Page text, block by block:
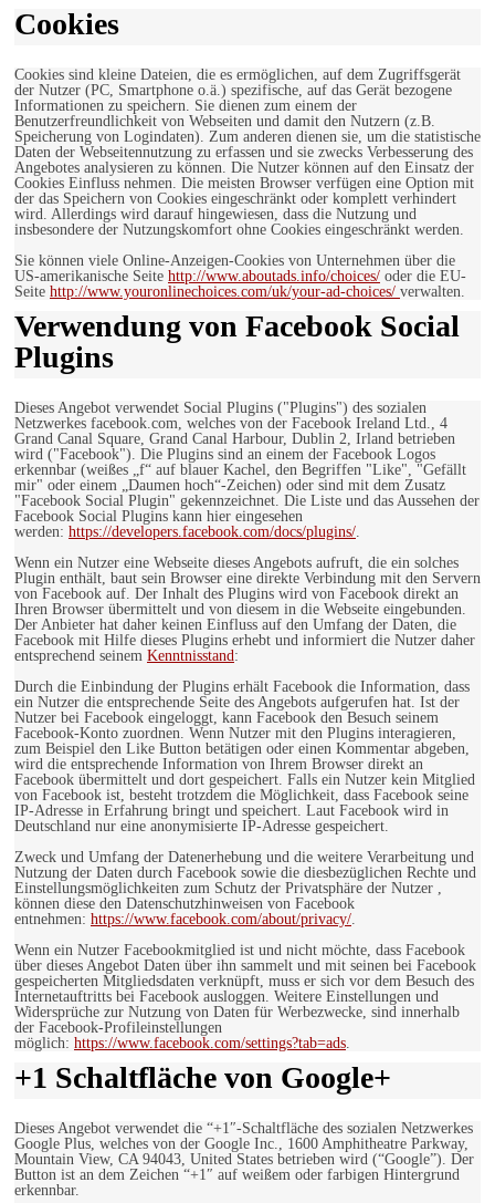
Cookies
Cookies sind kleine Dateien, die es ermöglichen, auf dem Zugriffsgerät
der Nutzer (PC, Smartphone o.ä.) spezifische, auf das Gerät bezogene
Informationen zu speichern. Sie dienen zum einem der
Benutzerfreundlichkeit von Webseiten und damit den Nutzern (z.B.
Speicherung von Logindaten). Zum anderen dienen sie, um die statistische
Daten der Webseitennutzung zu erfassen und sie zwecks Verbesserung des
Angebotes analysieren zu können. Die Nutzer können auf den Einsatz der
Cookies Einfluss nehmen. Die meisten Browser verfügen eine Option mit
der das Speichern von Cookies eingeschränkt oder komplett verhindert
wird. Allerdings wird darauf hingewiesen, dass die Nutzung und
insbesondere der Nutzungskomfort ohne Cookies eingeschränkt werden.
Sie können viele Online-Anzeigen-Cookies von Unternehmen über die
US-amerikanische Seite http://www.aboutads.info/choices/ oder die EU-
Seite http://www.youronlinechoices.com/uk/your-ad-choices/ verwalten.
Verwendung von Facebook Social
Plugins
Dieses Angebot verwendet Social Plugins ("Plugins") des sozialen
Netzwerkes facebook.com, welches von der Facebook Ireland Ltd., 4
Grand Canal Square, Grand Canal Harbour, Dublin 2, Irland betrieben
wird ("Facebook"). Die Plugins sind an einem der Facebook Logos
erkennbar (weißes „f“ auf blauer Kachel, den Begriffen "Like", "Gefällt
mir" oder einem „Daumen hoch“-Zeichen) oder sind mit dem Zusatz
"Facebook Social Plugin" gekennzeichnet. Die Liste und das Aussehen der
Facebook Social Plugins kann hier eingesehen
werden: https://developers.facebook.com/docs/plugins/.
Wenn ein Nutzer eine Webseite dieses Angebots aufruft, die ein solches
Plugin enthält, baut sein Browser eine direkte Verbindung mit den Servern
von Facebook auf. Der Inhalt des Plugins wird von Facebook direkt an
Ihren Browser übermittelt und von diesem in die Webseite eingebunden.
Der Anbieter hat daher keinen Einfluss auf den Umfang der Daten, die
Facebook mit Hilfe dieses Plugins erhebt und informiert die Nutzer daher
entsprechend seinem Kenntnisstand:
Durch die Einbindung der Plugins erhält Facebook die Information, dass
ein Nutzer die entsprechende Seite des Angebots aufgerufen hat. Ist der
Nutzer bei Facebook eingeloggt, kann Facebook den Besuch seinem
Facebook-Konto zuordnen. Wenn Nutzer mit den Plugins interagieren,
zum Beispiel den Like Button betätigen oder einen Kommentar abgeben,
wird die entsprechende Information von Ihrem Browser direkt an
Facebook übermittelt und dort gespeichert. Falls ein Nutzer kein Mitglied
von Facebook ist, besteht trotzdem die Möglichkeit, dass Facebook seine
IP-Adresse in Erfahrung bringt und speichert. Laut Facebook wird in
Deutschland nur eine anonymisierte IP-Adresse gespeichert.
Zweck und Umfang der Datenerhebung und die weitere Verarbeitung und
Nutzung der Daten durch Facebook sowie die diesbezüglichen Rechte und
Einstellungsmöglichkeiten zum Schutz der Privatsphäre der Nutzer ,
können diese den Datenschutzhinweisen von Facebook
entnehmen: https://www.facebook.com/about/privacy/.
Wenn ein Nutzer Facebookmitglied ist und nicht möchte, dass Facebook
über dieses Angebot Daten über ihn sammelt und mit seinen bei Facebook
gespeicherten Mitgliedsdaten verknüpft, muss er sich vor dem Besuch des
Internetauftritts bei Facebook ausloggen. Weitere Einstellungen und
Widersprüche zur Nutzung von Daten für Werbezwecke, sind innerhalb
der Facebook-Profileinstellungen
möglich: https://www.facebook.com/settings?tab=ads.
+1 Schaltfläche von Google+
Dieses Angebot verwendet die “+1″-Schaltfläche des sozialen Netzwerkes
Google Plus, welches von der Google Inc., 1600 Amphitheatre Parkway,
Mountain View, CA 94043, United States betrieben wird (“Google”). Der
Button ist an dem Zeichen “+1″ auf weißem oder farbigen Hintergrund
erkennbar.